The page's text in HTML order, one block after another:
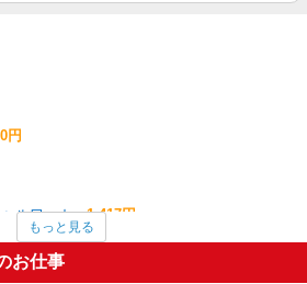
円
ルワーカー1,417円
聴覚士・視能訓練士
もっと見る
お仕事